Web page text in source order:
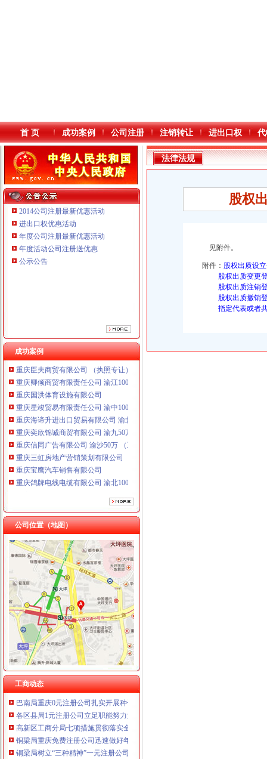
本站导航
首 页 成功案例 公司注册 注销转让 进出口权
2014公司注册最新优惠活动
进出口权优惠活动
年度公司注册最新优惠活动
年度活动公司注册送优惠
公示公告
成功案例
重庆鸽牌电线电缆有限公司 渝北10010万 (进出口权)
重庆傲志众达投资咨询有限责任公司 渝九1000万 （增资）
重庆臣夫商贸有限公司 （执照专让）
重庆卿倾商贸有限责任公司 渝江100万 （工商注册）
重庆国洪体育设施有限公司
重庆星竣贸易有限责任公司 渝中100万 （进出口权）
重庆海谛升进出口贸易有限公司 渝北100万 （进出口权）
重庆奕欣锦诚商贸有限公司 渝九50万 （工商注册）
重庆信同广告有限公司 渝沙50万 （工商注册）
重庆三虹房地产营销策划有限公司
重庆宝鹰汽车销售有限公司
重庆鸽牌电线电缆有限公司 渝北10010万 (进出口权)
重庆傲志众达投资咨询有限责任公司 渝九1000万 （增资）
重庆臣夫商贸有限公司 （执照专让）
重庆卿倾商贸有限责任公司 渝江100万 （工商注册）
重庆国洪体育设施有限公司
重庆星竣贸易有限责任公司 渝中100万 （进出口权）
重庆海谛升进出口贸易有限公司 渝北100万 （进出口权）
重庆奕欣锦诚商贸有限公司 渝九50万 （工商注册）
重庆信同广告有限公司 渝沙50万 （工商注册）
重庆三虹房地产营销策划有限公司
重庆宝鹰汽车销售有限公司
公司位置（地图）
工商动态
工商动态
周朝东局如何一元钱办公司长率队到大足县调研工商工作
万盛区工商分局重庆0元注册公司6.30任务完成情况
开县工商局免费注册公司采取四项措施确保中考高考顺利进行
荣昌县工商局如何一元钱办公司深入开展保持共产党员先进性教育活动
云阳县工商局免费注册公司认真开展保持共产党员先进性教育活动
市0元注册公司工商局保持共产党员先进性教育工作正式启动
市局机关组织“党旗在我心中”重庆免费注册公司演讲比赛
市局组织机关全体干部职工为“非典”0元注册公司一线医护人员捐款献爱心
经开区举行“诚信守约 无愧社会”重庆免费注册公司签名宣誓仪式
荣昌县3.15活动呈现四大特点
铜梁局如何一元钱办公司形式多样开展3.15国际消费者权益日纪念活动
巴南局三结合三细化三加强促“3.15”0元注册公司活动深入开展
巴南局重庆0元注册公司扎实开展种子留样备查工作
各区县局1元注册公司立足职能努力为建设社会主义新农村服务
高新区工商分局七项措施贯彻落实全市如何一元钱办公司食品安全监管工作会
铜梁局重庆免费注册公司迅速做好年检准备工作
铜梁局树立“三种精神”一元注册公司流程推进信用信息化建设
酉阳局一元注册公司流程新班子快速推进各项工作有序开展
法律法规
股权
见附件。
附件： 股权出质设
股权出质变更
股权出质注销
股权出质撤销
指定代表或者